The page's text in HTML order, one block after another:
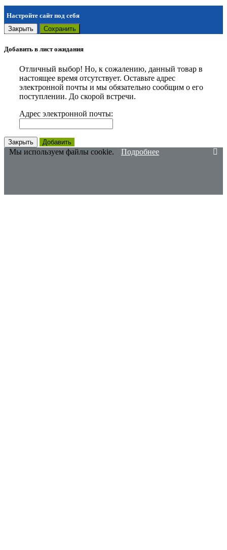
Настройте сайт под себя
Закрыть
Сохранить
Добавить в лист ожидания
Отличный выбор! Но, к сожалению, данный товар в
настоящее время отсутствует. Оставьте адрес
электронной почты и мы обязательно сообщим о его
поступлении. До скорой встречи.
Адрес электронной почты:
Закрыть Добавить
Мы используем файлы cookie. Подробнее